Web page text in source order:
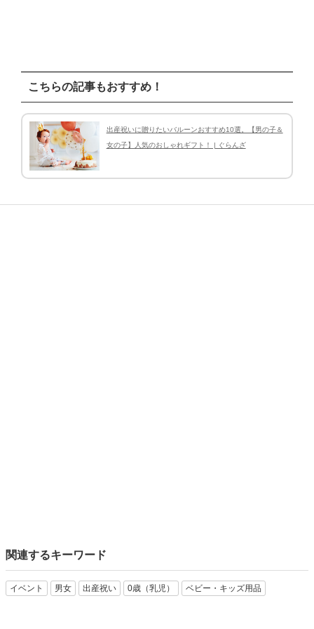
こちらの記事もおすすめ！
出産祝いに贈りたいバルーンおすすめ10選。【男の子＆
女の子】人気のおしゃれギフト！ | ぐらんざ
関連するキーワード
イベント 男女 出産祝い 0歳（乳児） ベビー・キッズ用品